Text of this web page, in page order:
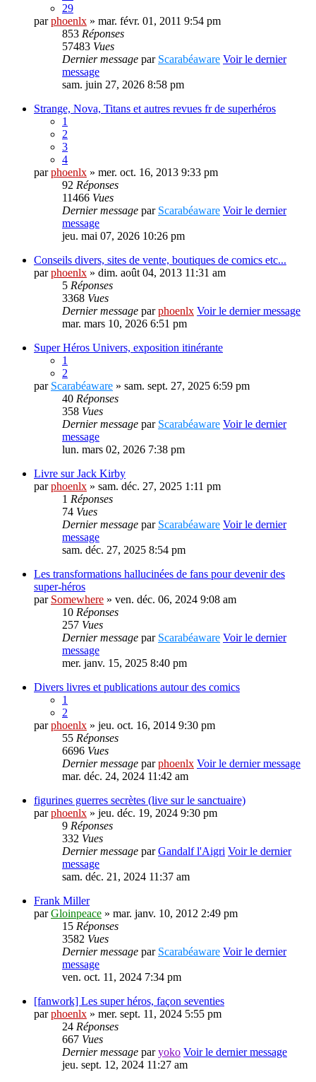
29
parphoenlx » mar. févr. 01, 2011 9:54 pm
853 Réponses
57483 Vues
Dernier message par Scarabéaware Voir le dernier
message
sam. juin 27, 2026 8:58 pm
Strange, Nova, Titans et autres revues fr de superhéros
1
2
3
4
parphoenlx » mer. oct. 16, 2013 9:33 pm
92 Réponses
11466 Vues
Dernier message par Scarabéaware Voir le dernier
message
jeu. mai 07, 2026 10:26 pm
Conseils divers, sites de vente, boutiques de comics etc...
parphoenlx » dim. août 04, 2013 11:31 am
5 Réponses
3368 Vues
Dernier message parphoenlx Voir le dernier message
mar. mars 10, 2026 6:51 pm
Super Héros Univers, exposition itinérante
1
2
par Scarabéaware » sam. sept. 27, 2025 6:59 pm
40 Réponses
358 Vues
Dernier message par Scarabéaware Voir le dernier
message
lun. mars 02, 2026 7:38 pm
Livre sur Jack Kirby
parphoenlx » sam. déc. 27, 2025 1:11 pm
1 Réponses
74 Vues
Dernier message par Scarabéaware Voir le dernier
message
sam. déc. 27, 2025 8:54 pm
Les transformations hallucinées de fans pour devenir des
super-héros
par Somewhere » ven. déc. 06, 2024 9:08 am
10 Réponses
257 Vues
Dernier message par Scarabéaware Voir le dernier
message
mer. janv. 15, 2025 8:40 pm
Divers livres et publications autour des comics
1
2
parphoenlx » jeu. oct. 16, 2014 9:30 pm
55 Réponses
6696 Vues
Dernier message parphoenlx Voir le dernier message
mar. déc. 24, 2024 11:42 am
figurines guerres secrètes (live sur le sanctuaire)
parphoenlx » jeu. déc. 19, 2024 9:30 pm
9 Réponses
332 Vues
Dernier message parGandalf l'Aigri Voir le dernier
message
sam. déc. 21, 2024 11:37 am
Frank Miller
parGloinpeace » mar. janv. 10, 2012 2:49 pm
15 Réponses
3582 Vues
Dernier message par Scarabéaware Voir le dernier
message
ven. oct. 11, 2024 7:34 pm
[fanwork] Les super héros, façon seventies
parphoenlx » mer. sept. 11, 2024 5:55 pm
24 Réponses
667 Vues
Dernier message paryoko Voir le dernier message
jeu. sept. 12, 2024 11:27 am